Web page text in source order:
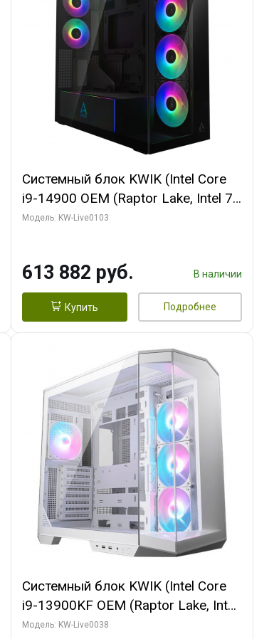
Системный блок KWIK (Intel Core
i9-14900 OEM (Raptor Lake, Intel 7,
C24 16EC/8PC// 64 ГБ ОЗУ (2
Turbo/ 960 ГБ SSD)
Модель: KW-Live0103
613 882 руб. В наличии
Купить Подробнее
Системный блок KWIK (Intel Core
i9-13900KF OEM (Raptor Lake, Intel
7, C24 16EC/8P/ 32 ГБ ОЗУ (2
Модель: KW-Live0038